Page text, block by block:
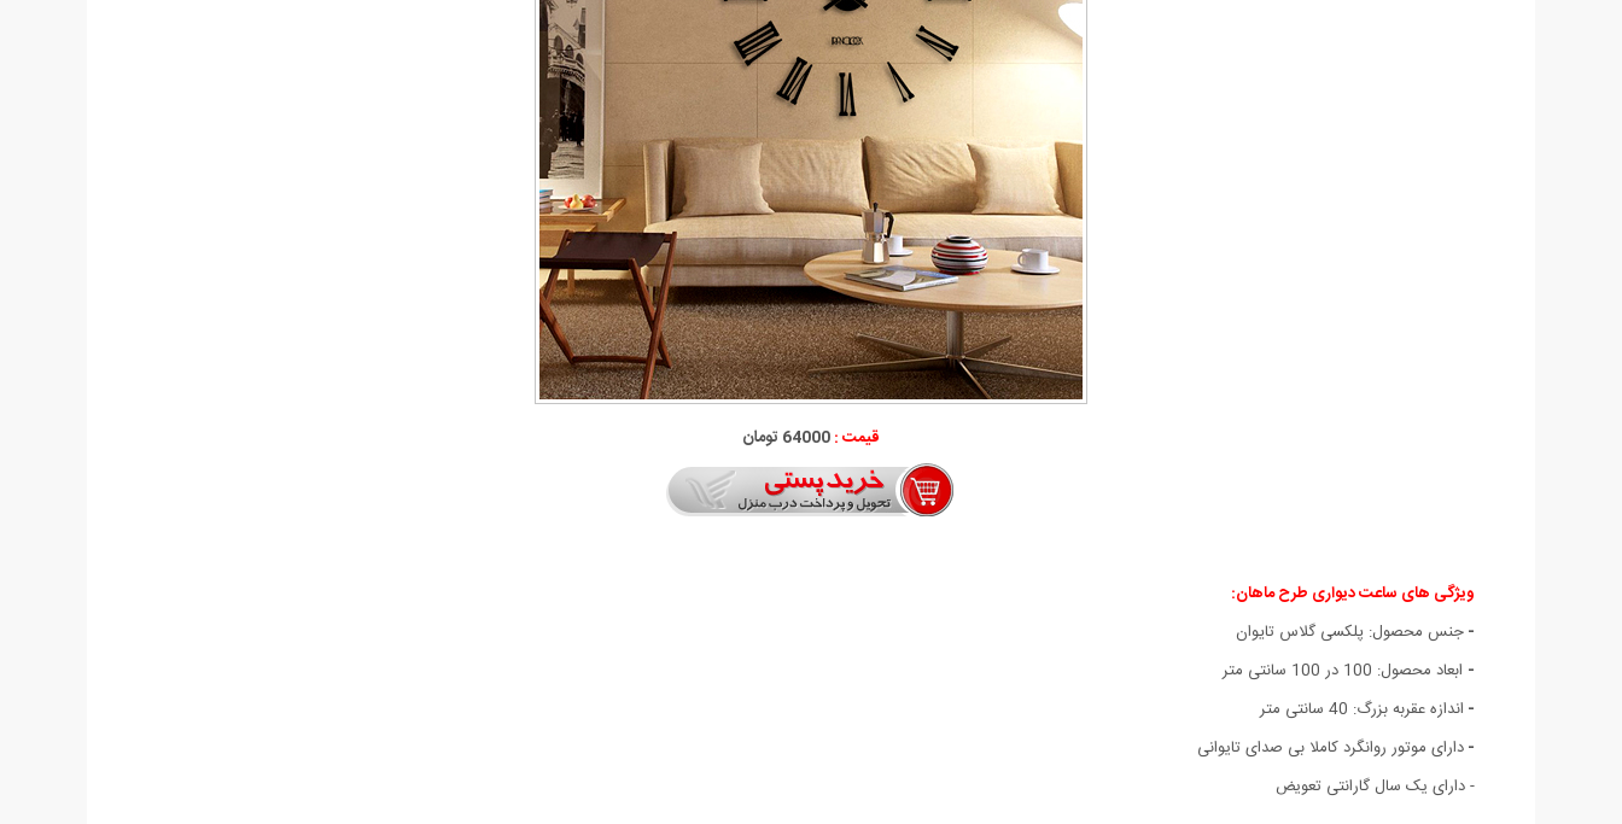
قیمت :64000 تومان
ویژگی های ساعت دیواری طرح ماهان:
-جنس محصول: پلکسی گلاس تايوان
- ابعاد محصول: 100 در 100 سانتی متر
- اندازه عقربه بزرگ: 40 سانتی متر
-دارای موتور روانگرد کاملا بی صدای تایوانی
- دارای یک سال گارانتی تعویض